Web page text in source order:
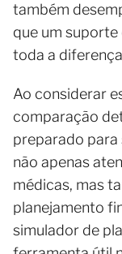
também
que um
toda a
Ao considerar
comparação
preparado para
não apenas
médicas, mas
planejamento
simulador de